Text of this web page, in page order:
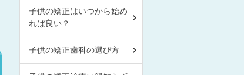
子供の矯正はいつから始め
れば良い？
子供の矯正歯科の選び方